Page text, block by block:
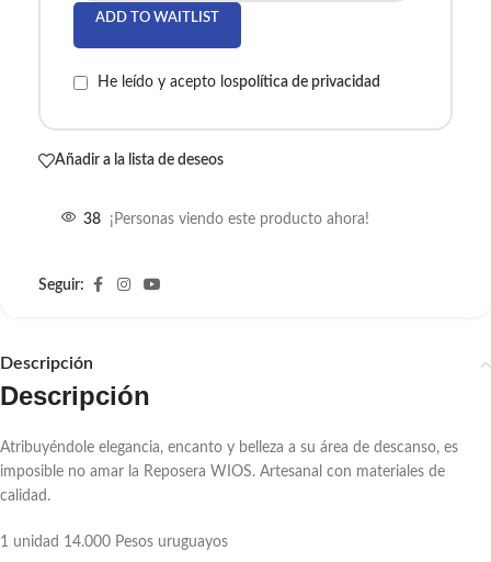
ADD TO WAITLIST
He leído y acepto lospolítica de privacidad
Añadir a la lista de deseos
38 ¡Personas viendo este producto ahora!
Seguir:
Descripción
Descripción
Atribuyéndole elegancia, encanto y belleza a su área de descanso, es
imposible no amar la Reposera WIOS. Artesanal con materiales de
calidad.
1 unidad 14.000 Pesos uruguayos